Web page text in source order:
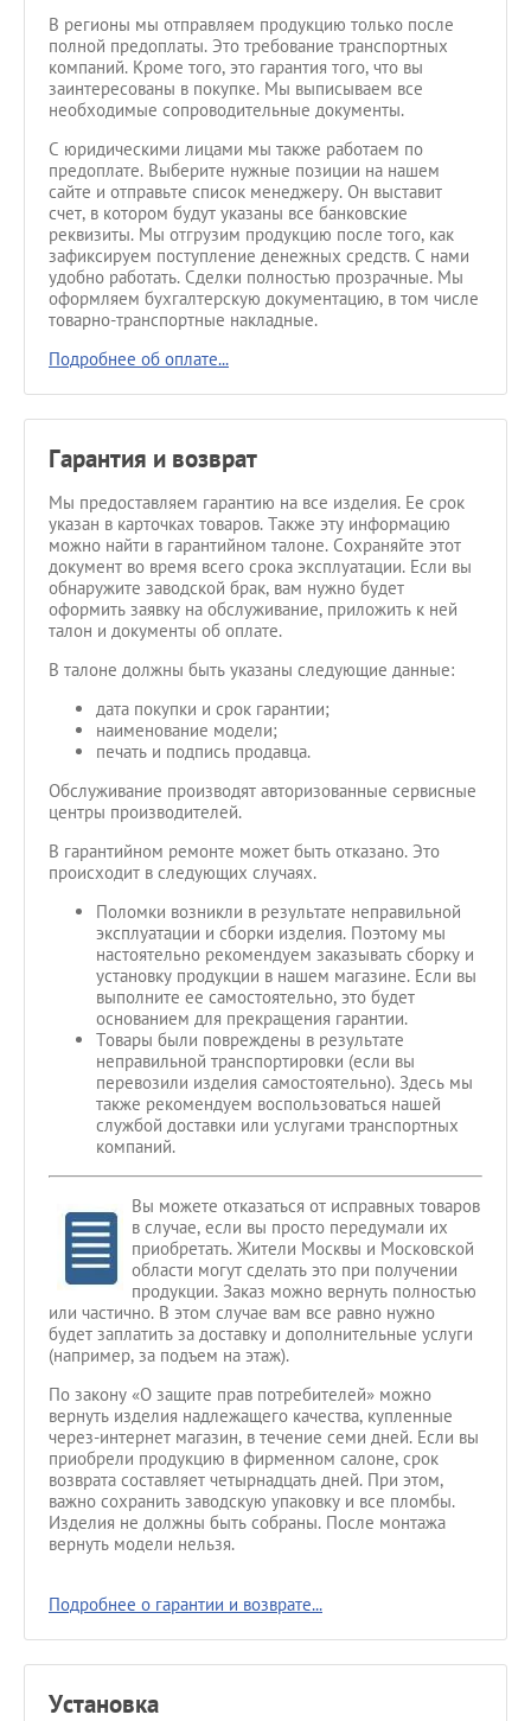
В регионы мы отправляем продукцию только после
полной предоплаты. Это требование транспортных
компаний. Кроме того, это гарантия того, что вы
заинтересованы в покупке. Мы выписываем все
необходимые сопроводительные документы.
С юридическими лицами мы также работаем по
предоплате. Выберите нужные позиции на нашем
сайте и отправьте список менеджеру. Он выставит
счет, в котором будут указаны все банковские
реквизиты. Мы отгрузим продукцию после того, как
зафиксируем поступление денежных средств. С нами
удобно работать. Сделки полностью прозрачные. Мы
оформляем бухгалтерскую документацию, в том числе
товарно-транспортные накладные.
Подробнее об оплате...
Гарантия и возврат
Мы предоставляем гарантию на все изделия. Ее срок
указан в карточках товаров. Также эту информацию
можно найти в гарантийном талоне. Сохраняйте этот
документ во время всего срока эксплуатации. Если вы
обнаружите заводской брак, вам нужно будет
оформить заявку на обслуживание, приложить к ней
талон и документы об оплате.
В талоне должны быть указаны следующие данные:
дата покупки и срок гарантии;
наименование модели;
печать и подпись продавца.
Обслуживание производят авторизованные сервисные
центры производителей.
В гарантийном ремонте может быть отказано. Это
происходит в следующих случаях.
Поломки возникли в результате неправильной
эксплуатации и сборки изделия. Поэтому мы
настоятельно рекомендуем заказывать сборку и
установку продукции в нашем магазине. Если вы
выполните ее самостоятельно, это будет
основанием для прекращения гарантии.
Товары были повреждены в результате
неправильной транспортировки (если вы
перевозили изделия самостоятельно). Здесь мы
также рекомендуем воспользоваться нашей
службой доставки или услугами транспортных
компаний.
Вы можете отказаться от исправных товаров
в случае, если вы просто передумали их
приобретать. Жители Москвы и Московской
области могут сделать это при получении
продукции. Заказ можно вернуть полностью
или частично. В этом случае вам все равно нужно
будет заплатить за доставку и дополнительные услуги
(например, за подъем на этаж).
По закону «О защите прав потребителей» можно
вернуть изделия надлежащего качества, купленные
через-интернет магазин, в течение семи дней. Если вы
приобрели продукцию в фирменном салоне, срок
возврата составляет четырнадцать дней. При этом,
важно сохранить заводскую упаковку и все пломбы.
Изделия не должны быть собраны. После монтажа
вернуть модели нельзя.
Подробнее о гарантии и возврате...
Установка